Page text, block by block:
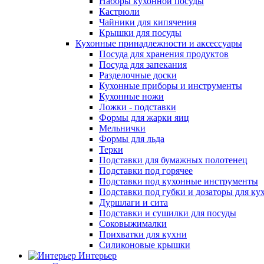
Кастрюли
Чайники для кипячения
Крышки для посуды
Кухонные принадлежности и аксессуары
Посуда для хранения продуктов
Посуда для запекания
Разделочные доски
Кухонные приборы и инструменты
Кухонные ножи
Ложки - подставки
Формы для жарки яиц
Мельнички
Формы для льда
Терки
Подставки для бумажных полотенец
Подставки под горячее
Подставки под кухонные инструменты
Подставки под губки и дозаторы для
Дуршлаги и сита
Подставки и сушилки для посуды
Соковыжималки
Прихватки для кухни
Силиконовые крышки
Интерьер